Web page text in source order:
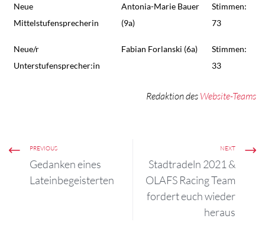
Neue
Mittelstufensprecherin
Antonia-Marie Bauer
(9a)
Stimmen:
73
Neue/r
Unterstufensprecher:in
Fabian Forlanski (6a)
Stimmen:
33
Redaktion des Website-Teams
PREVIOUS
Gedanken eines
Lateinbegeisterten
NEXT
Stadtradeln 2021 &
OLAFS Racing Team
fordert euch wieder
heraus